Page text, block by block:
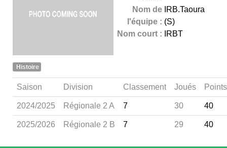
Nom de
l'équipe :
IRB.Taoura
(S)
Nom court :
IRBT
Histoire
Saison Division Classement Joués Points
2024/2025 Régionale 2 A 7 30 40
2025/2026 Régionale 2 B 7 29 40